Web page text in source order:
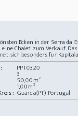
Ecken in der Serra da
Chalet zum Verkauf.
sich besonders für
PPT0320
3
50,00m²
1,00m²
: Guarda(PT) Portugal